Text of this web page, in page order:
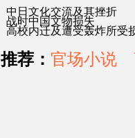
中日文化交流及其挫折
战时中国文物损失
高校内迁及遭受轰炸所受
推荐： 官场小说